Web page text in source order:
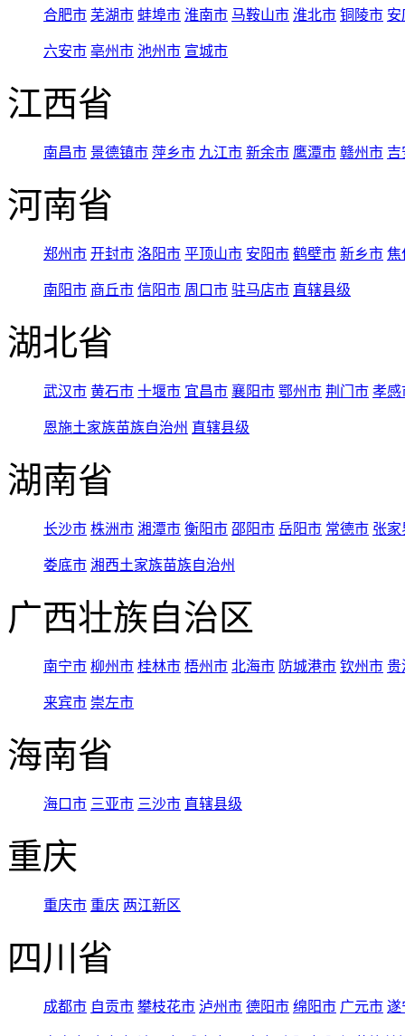
合肥市 芜湖市 蚌埠市 淮南市 马鞍山市 淮北市 铜陵市 安
六安市 亳州市 池州市 宣城市
江西省
南昌市 景德镇市 萍乡市 九江市 新余市 鹰潭市 赣州市 吉
河南省
郑州市 开封市 洛阳市 平顶山市 安阳市 鹤壁市 新乡市 焦
南阳市 商丘市 信阳市 周口市 驻马店市 直辖县级
湖北省
武汉市 黄石市 十堰市 宜昌市 襄阳市 鄂州市 荆门市 孝感
恩施土家族苗族自治州 直辖县级
湖南省
长沙市 株洲市 湘潭市 衡阳市 邵阳市 岳阳市 常德市 张家
娄底市 湘西土家族苗族自治州
广西壮族自治区
南宁市 柳州市 桂林市 梧州市 北海市 防城港市 钦州市 贵
来宾市 崇左市
海南省
海口市 三亚市 三沙市 直辖县级
重庆
重庆市 重庆 两江新区
四川省
成都市 自贡市 攀枝花市 泸州市 德阳市 绵阳市 广元市 遂